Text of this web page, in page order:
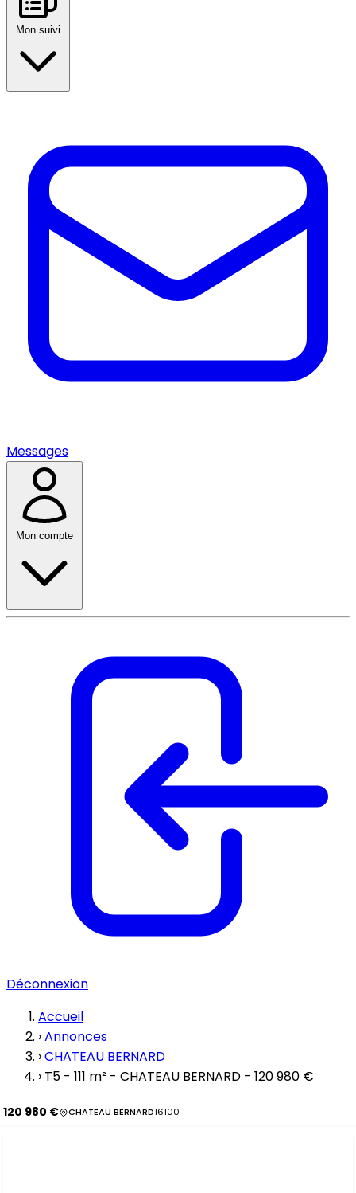
Mon suivi
Messages
Mon compte
Déconnexion
Accueil
›Annonces
›CHATEAU BERNARD
› T5 - 111 m² - CHATEAU BERNARD - 120 980 €
120 980 € CHATEAU BERNARD16100